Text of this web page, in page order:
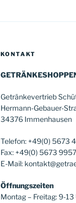
KONTAKT
Getränkevertrieb
Hermann-Gebauer-
34376 Immenhausen
Telefon: +49(0) 5673
Fax: +49(0) 5673
E-Mail:
Öffnungszeiten
Montag – Freitag: 9-